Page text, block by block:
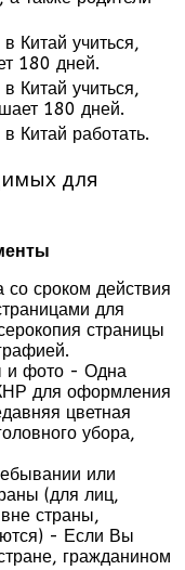
Китай учиться,
180 дней.
Китай учиться,
180 дней.
Китай работать.
для
сроком действия
для
страницы
и фото - Одна
для оформления
цветная
убора,
или
(для лиц,
страны,
- Если Вы
гражданином